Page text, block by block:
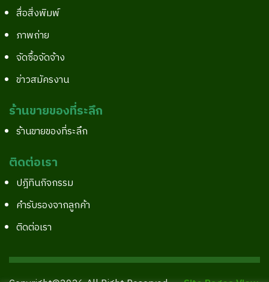
สื่อสิ่งพิมพ์
ภาพถ่าย
จัดซื้อจัดจ้าง
ข่าวสมัครงาน
ร้านขายของที่ระลึก
ร้านขายของที่ระลึก
ติดต่อเรา
ปฎิทินกิจกรรม
คำรับรองจากลูกค้า
ติดต่อเรา